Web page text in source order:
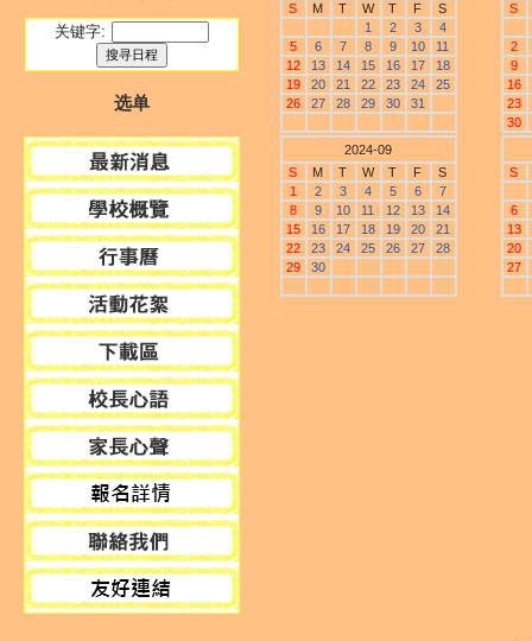
关键字:
选单
S
M T W T F
S
1
2 3
4
5
6 7 8 9 10
11
12
13 14 15 16 17
18
19
20 21 22 23 24
25
26
27 28 29 30 31
S
2
9
16
23
30
2024-09
S
M T W T F
S
1
2 3 4 5 6
7
8
9 10 11 12 13
14
15
16 17 18 19 20
21
22
23 24 25 26 27
28
29
30
S
6
13
20
27